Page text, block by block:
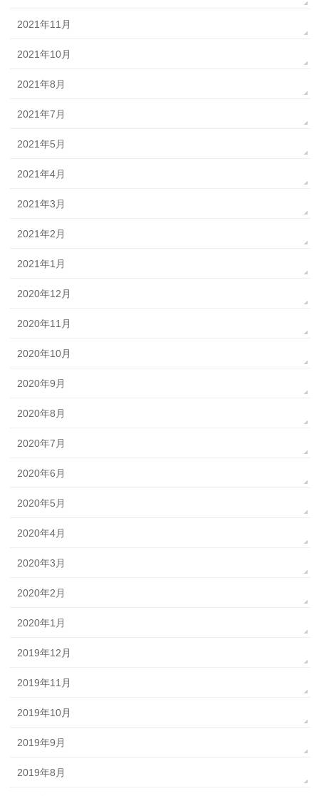
2021年11月
2021年10月
2021年8月
2021年7月
2021年5月
2021年4月
2021年3月
2021年2月
2021年1月
2020年12月
2020年11月
2020年10月
2020年9月
2020年8月
2020年7月
2020年6月
2020年5月
2020年4月
2020年3月
2020年2月
2020年1月
2019年12月
2019年11月
2019年10月
2019年9月
2019年8月